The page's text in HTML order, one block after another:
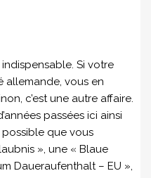
Si votre
allemande, vous en
c’est une autre affaire.
passées ici ainsi
que vous
», une « Blaue
Daueraufenthalt – EU »,